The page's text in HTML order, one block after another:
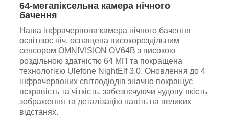
64-мегапіксельна камера нічного
бачення
Наша інфрачервона камера нічного бачення
освітлює ніч, оснащена високороздільним
сенсором OMNIVISION OV64B з високою
роздільною здатністю 64 МП та покращена
технологією Ulefone NightElf 3.0. Оновлення до 4
інфрачервоних світлодіодів значно покращує
яскравість та чіткість, забезпечуючи чудову якість
зображення та деталізацію навіть на великих
відстанях.